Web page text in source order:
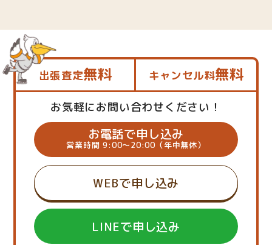
出張査定無料 キャンセル料無料
お気軽にお問い合わせください！
お電話で申し込み
営業時間 9:00～20:00（年中無休）
WEBで申し込み
LINEで申し込み